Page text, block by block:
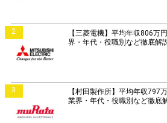
2
【三菱電機】平均年収806万
界・年代・役職別など徹底解
3
【村田製作所】平均年収797
業界・年代・役職別など徹底